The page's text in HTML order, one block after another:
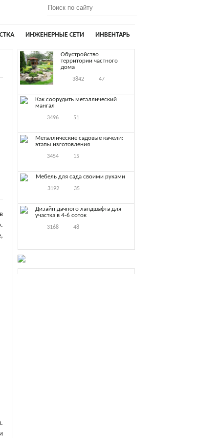
ИНЖЕНЕРНЫЕ СЕТИ ИНВЕНТАРЬ
Обустройство
территории частного
дома
3842 47
Как соорудить металлический
мангал
3496 51
Металлические садовые качели:
этапы изготовления
3454 15
Мебель для сада своими руками
3192 35
Дизайн дачного ландшафта для
участка в 4-6 соток
3168 48